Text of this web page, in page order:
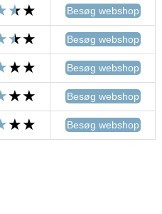
Besøg webshop
Besøg webshop
Besøg webshop
Besøg webshop
Besøg webshop